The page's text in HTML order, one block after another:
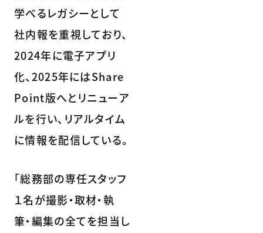
学べるレガシーとして
社内報を重視しており、
2024年に電子アプリ
化、2025年にはShare
Point版へとリニューア
ルを行い、リアルタイム
に情報を配信している。
「総務部の専任スタッフ
１名が撮影・取材・執
筆・編集の全てを担当し